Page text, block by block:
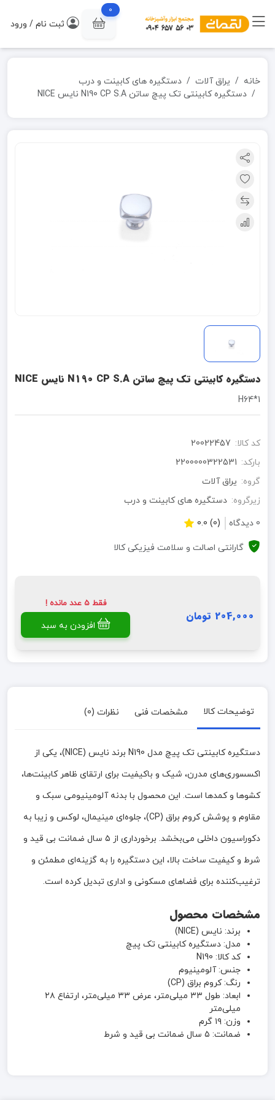
0
ثبت نام / ورود
خانه یراق آلات
دستگیره های کابینت و درب
دستگیره کابینتی تک پیچ ساتن N190 CP S.A نایس NICE
دستگیره کابینتی تک پیچ ساتن N190 CP S.A نایس NICE
1*H64
کد کالا: 20022457
بارکد: 2200000322531
گروه: یراق آلات
زیرگروه: دستگیره های کابینت و درب
0 دیدگاه
(0) 0.0
گارانتی اصالت و سلامت فیزیکی کالا
204,000 تومان
فقط 5 عدد مانده !
افزودن به سبد
توضیحات کالا مشخصات فنی نظرات (0)
دستگیره کابینتی تک پیچ مدل N190 برند نایس (NICE)، یکی از
اکسسوری‌های مدرن، شیک و باکیفیت برای ارتقای ظاهر کابینت‌ها،
کشوها و کمدها است. این محصول با بدنه آلومینیومی سبک و
مقاوم و پوشش کروم براق (CP)، جلوه‌ای مینیمال، لوکس و زیبا به
دکوراسیون داخلی می‌بخشد. برخورداری از ۵ سال ضمانت بی قید و
شرط و کیفیت ساخت بالا، این دستگیره را به گزینه‌ای مطمئن و
ترغیب‌کننده برای فضاهای مسکونی و اداری تبدیل کرده است.
مشخصات محصول
برند: نایس (NICE)
مدل: دستگیره کابینتی تک پیچ
کد کالا: N190
جنس: آلومینیوم
رنگ: کروم براق (CP)
ابعاد: طول ۳۳ میلی‌متر، عرض ۳۳ میلی‌متر، ارتفاع ۲۸
میلی‌متر
وزن: ۱۹ گرم
ضمانت: ۵ سال ضمانت بی قید و شرط